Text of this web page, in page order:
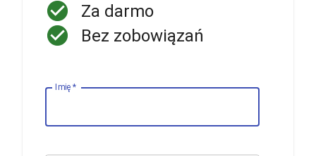
Za darmo
Bez zobowiązań
Imię *